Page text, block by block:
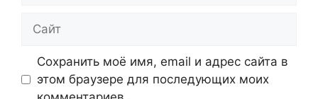
Сайт
Сохранить моё имя, email и адрес сайта в
этом браузере для последующих моих